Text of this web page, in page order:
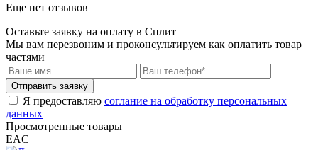
Еще нет отзывов
Оставьте заявку на оплату в Сплит
Мы вам перезвоним и проконсультируем как оплатить товар
частями
Я предоставляю соглание на обработку персональных
данных
Просмотренные товары
EAC